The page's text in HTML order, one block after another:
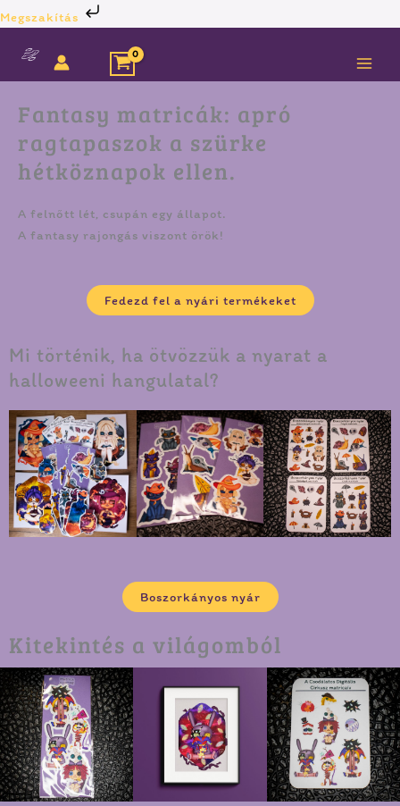
Megszakítás
Skip
to
content
Fantasy matricák: apró
ragtapaszok a szürke
hétköznapok ellen.
A felnőtt lét, csupán egy állapot.
A fantasy rajongás viszont örök!
Fedezd fel a nyári termékeket
Mi történik, ha ötvözzük a nyarat a
halloweeni hangulatal?
Boszorkányos nyár
Kitekintés a világomból